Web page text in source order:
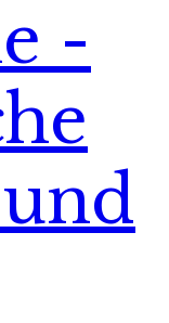
-